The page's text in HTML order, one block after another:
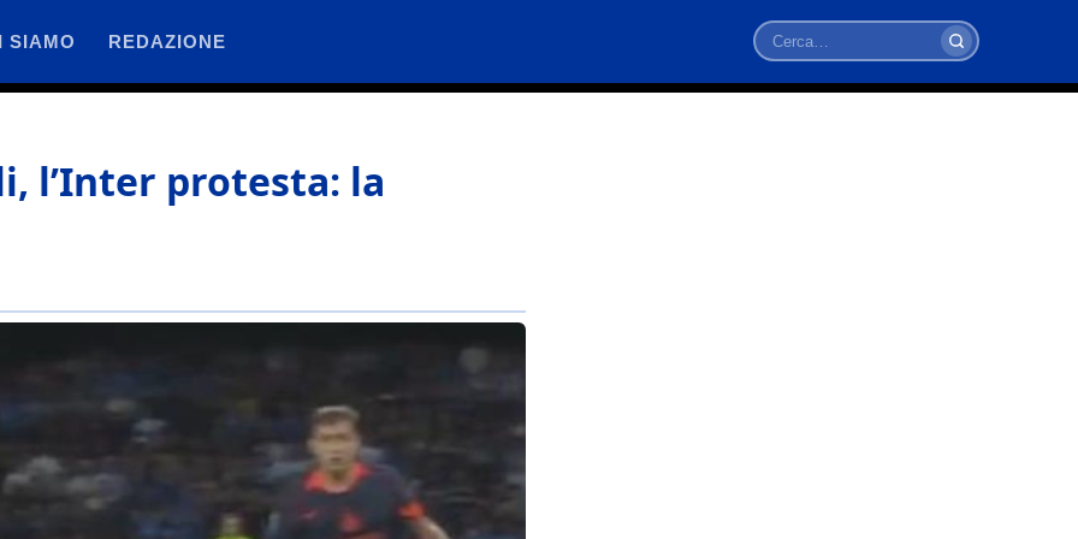
SIAMO REDAZIONE
Cerca
l’Inter protesta: la